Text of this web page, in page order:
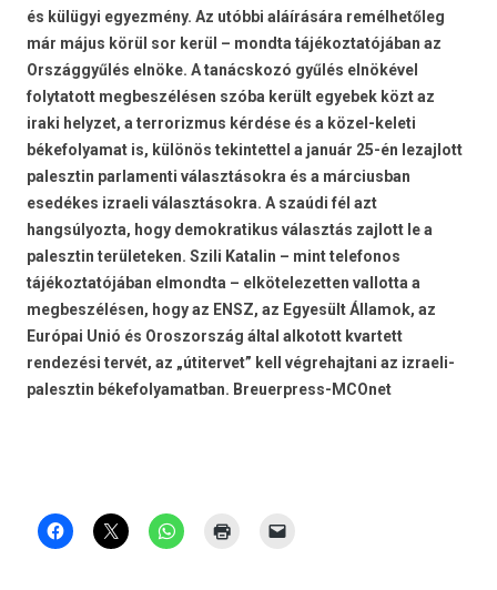
és külügyi egyezmény. Az utóbbi aláírására remélhetőleg
már május körül sor kerül – mondta tájékoztatójában az
Országgyűlés elnöke. A tanácskozó gyűlés elnökével
folytatott megbeszélésen szóba került egyebek közt az
iraki helyzet, a terrorizmus kérdése és a közel-keleti
békefolyamat is, különös tekintettel a január 25-én lezajlott
palesztin parlamenti választásokra és a márciusban
esedékes izraeli választásokra. A szaúdi fél azt
hangsúlyozta, hogy demokratikus választás zajlott le a
palesztin területeken. Szili Katalin – mint telefonos
tájékoztatójában elmondta – elkötelezetten vallotta a
megbeszélésen, hogy az ENSZ, az Egyesült Államok, az
Európai Unió és Oroszország által alkotott kvartett
rendezési tervét, az „útitervet” kell végrehajtani az izraeli-
palesztin békefolyamatban. Breuerpress-MCOnet